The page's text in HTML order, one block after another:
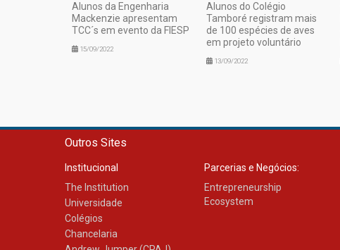
Alunos da Engenharia
Mackenzie apresentam
TCC´s em evento da FIESP
15/09/2022
Alunos do Colégio
Tamboré registram mais
de 100 espécies de aves
em projeto voluntário
13/09/2022
Outros Sites
Institucional
The Institution
Universidade
Colégios
Chancelaria
Parcerias e Negócios:
Entrepreneurship
Ecosystem